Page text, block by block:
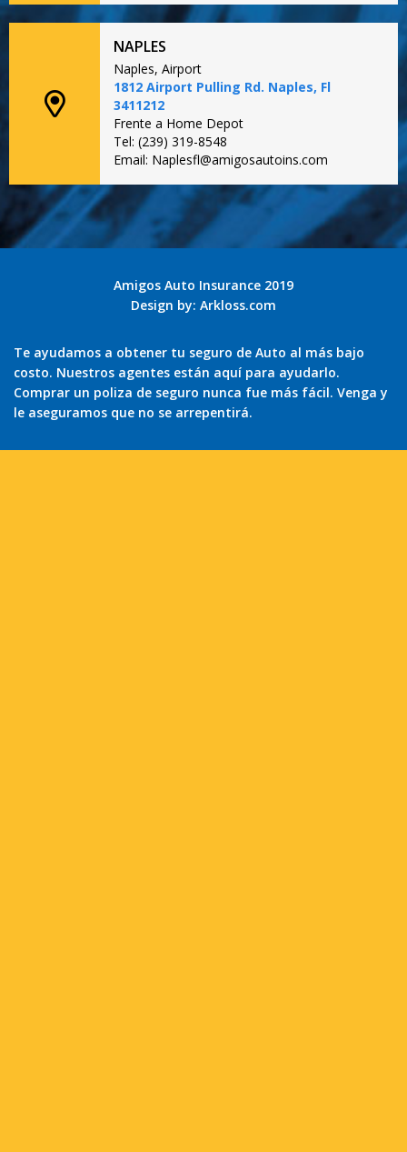
NAPLES
Naples, Airport
1812 Airport Pulling Rd. Naples, Fl
3411212
Frente a Home Depot
Tel: (239) 319-8548
Email: Naplesfl@amigosautoins.com
Amigos Auto Insurance 2019
Design by: Arkloss.com
Te ayudamos a obtener tu seguro de Auto al más bajo
costo. Nuestros agentes están aquí para ayudarlo.
Comprar un poliza de seguro nunca fue más fácil. Venga y
le aseguramos que no se arrepentirá.